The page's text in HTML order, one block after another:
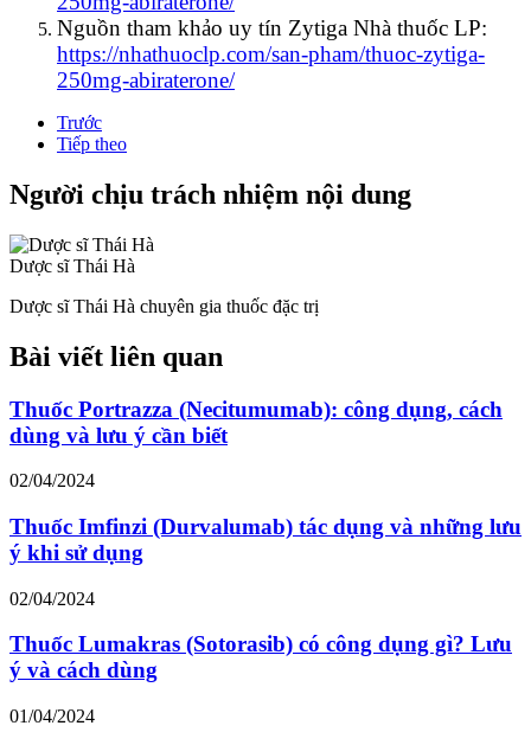
Nguồn tham khảo uy tín Zytiga Nhà thuốc LP:
https://nhathuoclp.com/san-pham/thuoc-zytiga-
250mg-abiraterone/
Trước
Tiếp theo
Người chịu trách nhiệm nội dung
Dược sĩ Thái Hà
Dược sĩ Thái Hà chuyên gia thuốc đặc trị
Bài viết liên quan
Thuốc Portrazza (Necitumumab): công dụng, cách
dùng và lưu ý cần biết
02/04/2024
Thuốc Imfinzi (Durvalumab) tác dụng và những lưu
ý khi sử dụng
02/04/2024
Thuốc Lumakras (Sotorasib) có công dụng gì? Lưu
ý và cách dùng
01/04/2024